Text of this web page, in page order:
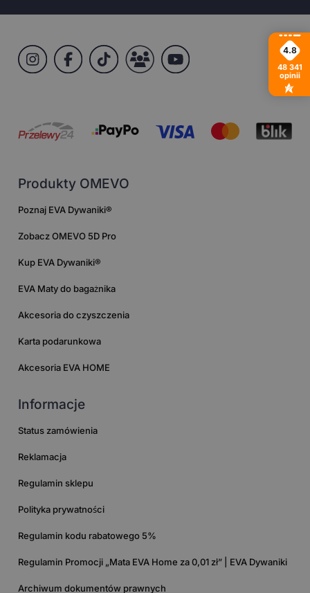
Produkty OMEVO
Poznaj EVA Dywaniki®
Zobacz OMEVO 5D Pro
Kup EVA Dywaniki®
EVA Maty do bagażnika
Akcesoria do czyszczenia
Karta podarunkowa
Akcesoria EVA HOME
Informacje
Status zamówienia
Reklamacja
Regulamin sklepu
Polityka prywatności
Regulamin kodu rabatowego 5%
Regulamin Promocji „Mata EVA Home za 0,01 zł” | EVA Dywaniki
Archiwum dokumentów prawnych
4.8
48 341
opinii